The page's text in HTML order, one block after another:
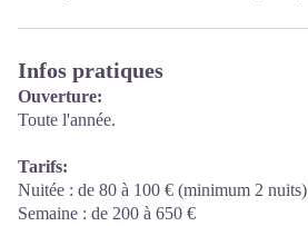
Infos pratiques
Ouverture:
Toute l'année.
Tarifs:
Nuitée : de 80 à 100 € (minimum 2 nuits)
Semaine : de 200 à 650 €